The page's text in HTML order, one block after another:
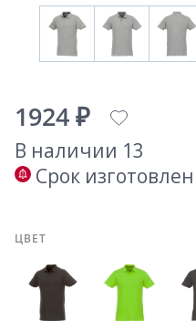
1924 ₽
В наличии 13
Срок
ЦВЕТ